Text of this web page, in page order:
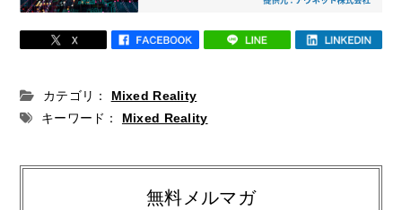
カテゴリ：
Mixed Reality
キーワード：
Mixed Reality
無料メルマガ